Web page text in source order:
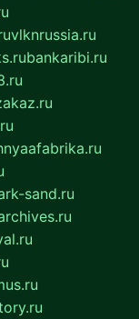
vlknrussia.ru
bankaribi.ru
sand.ru